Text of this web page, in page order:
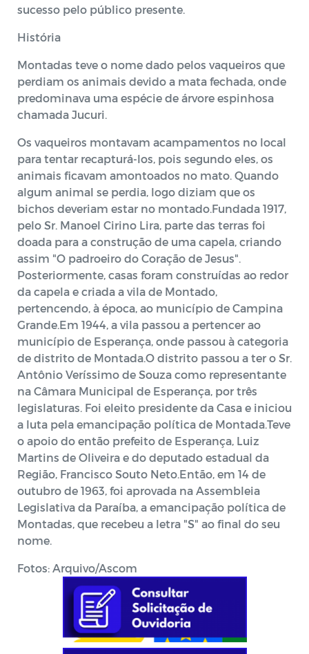
sucesso pelo público presente.
História
Montadas teve o nome dado pelos vaqueiros que
perdiam os animais devido a mata fechada, onde
predominava uma espécie de árvore espinhosa
chamada Jucuri.
Os vaqueiros montavam acampamentos no local
para tentar recapturá-los, pois segundo eles, os
animais ficavam amontoados no mato. Quando
algum animal se perdia, logo diziam que os
bichos deveriam estar no montado.Fundada 1917,
pelo Sr. Manoel Cirino Lira, parte das terras foi
doada para a construção de uma capela, criando
assim "O padroeiro do Coração de Jesus".
Posteriormente, casas foram construídas ao redor
da capela e criada a vila de Montado,
pertencendo, à época, ao município de Campina
Grande.Em 1944, a vila passou a pertencer ao
município de Esperança, onde passou à categoria
de distrito de Montada.O distrito passou a ter o Sr.
Antônio Veríssimo de Souza como representante
na Câmara Municipal de Esperança, por três
legislaturas. Foi eleito presidente da Casa e iniciou
a luta pela emancipação política de Montada.Teve
o apoio do então prefeito de Esperança, Luiz
Martins de Oliveira e do deputado estadual da
Região, Francisco Souto Neto.Então, em 14 de
outubro de 1963, foi aprovada na Assembleia
Legislativa da Paraíba, a emancipação política de
Montadas, que recebeu a letra "S" ao final do seu
nome.
Fotos: Arquivo/Ascom